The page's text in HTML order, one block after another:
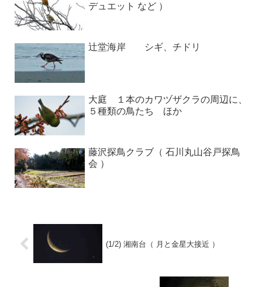
デュエット など ）
辻堂海岸 シギ、チドリ
大庭 １本のカワヅザクラの周辺に、
５種類の鳥たち ほか
藤沢探鳥クラブ（ 石川丸山谷戸探鳥
会 ）
(1/2) 湘南台（ 月と金星大接近 ）